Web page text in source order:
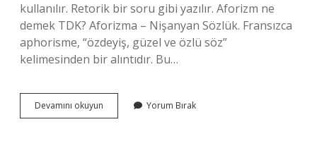
kullanılır. Retorik bir soru gibi yazılır. Aforizm ne
demek TDK? Aforizma – Nişanyan Sözlük. Fransızca
aphorisme, “özdeyiş, güzel ve özlü söz”
kelimesinden bir alıntıdır. Bu…
Devamını okuyun Aforizm
Sozu
Yorum Bırak